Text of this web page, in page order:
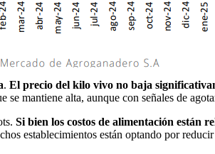
. El precio del kilo vivo no baja
se mantiene alta, aunque con señales de
Si bien los costos de alimentación están
establecimientos están optando por